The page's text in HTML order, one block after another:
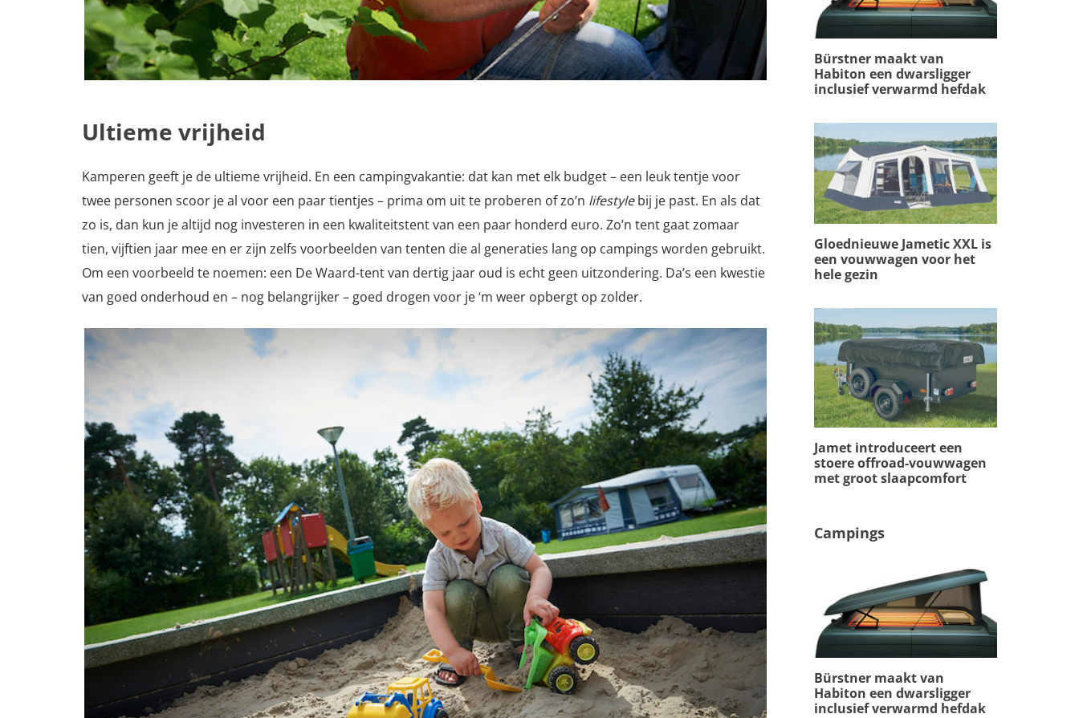
Ultieme vrijheid
Kamperen geeft je de ultieme vrijheid. En een campingvakantie: dat kan met elk budget – een leuk tentje voor
twee personen scoor je al voor een paar tientjes – prima om uit te proberen of zo’n lifestylebij je past. En als dat
zo is, dan kun je altijd nog investeren in een kwaliteitstent van een paar honderd euro. Zo’n tent gaat zomaar
tien, vijftien jaar mee en er zijn zelfs voorbeelden van tenten die al generaties lang op campings worden gebruikt.
Om een voorbeeld te noemen: een De Waard-tent van dertig jaar oud is echt geen uitzondering. Da’s een kwestie
van goed onderhoud en – nog belangrijker – goed drogen voor je ‘m weer opbergt op zolder.
Bürstner maakt van
Habiton een dwarsligger
inclusief verwarmd hefdak
Gloednieuwe Jametic XXL is
een vouwwagen voor het
hele gezin
Jamet introduceert een
stoere offroad-vouwwagen
met groot slaapcomfort
Campings
Bürstner maakt van
Habiton een dwarsligger
inclusief verwarmd hefdak